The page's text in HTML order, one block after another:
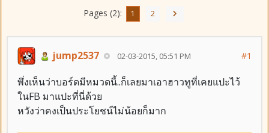
Pages (2): 1 2
jump2537 02-03-2015, 05:51 PM #1
พึ่งเห็นว่าบอร์ดมีหมวดนี้..ก็เลยมาเอาฮาวทูที่เคยแปะไว้
ในFB มาแปะที่นี่ด้วย
หวังว่าคงเป็นประโยชน์ไม่น้อยก็มาก